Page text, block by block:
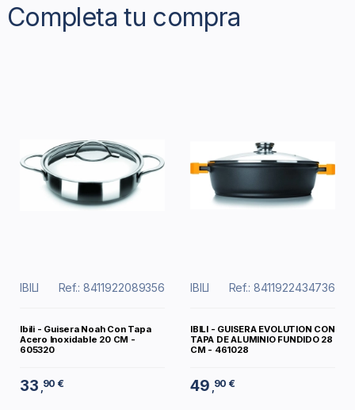
Completa tu compra
IBILI Ref.: 8411922089356
Ibili - Guisera Noah Con Tapa
Acero Inoxidable 20 CM -
605320
33 90 €
IBILI Ref.: 8411922434736
IBILI - GUISERA EVOLUTION CON
TAPA DE ALUMINIO FUNDIDO 28
CM - 461028
49 90 €